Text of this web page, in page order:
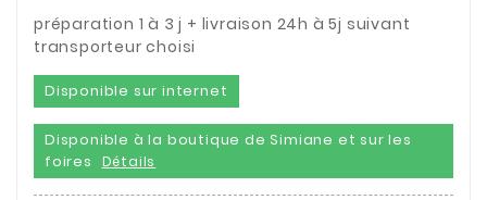
préparation 1 à 3 j + livraison 24h à 5j suivant
transporteur choisi
Disponible sur internet
Disponible à la boutique de Simiane et sur les
foires
Détails